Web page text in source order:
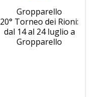
Gropparello
20° Torneo dei Rioni:
dal 14 al 24 luglio a
Gropparello